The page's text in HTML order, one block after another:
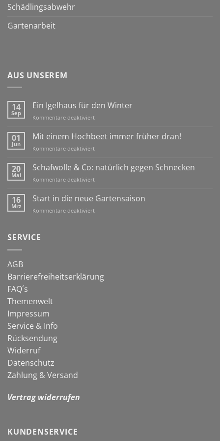
Schädlingsabwehr
Gartenarbeit
AUS UNSEREM
14
Sep
Ein Igelhaus für den Winter
Kommentare deaktiviertfür
Igelhaus
den
01
Jun
Mit einem Hochbeet immer früher dran!
Kommentare deaktiviertfür
einem
immer
dran!
20
Mai
Schafwolle & Co: natürlich gegen Schnecken
Kommentare deaktiviertfür
&
natürlich
16
Mrz
Start in die neue Gartensaison
Kommentare deaktiviertfür
SERVICE
AGB
Barrierefreiheitserklärung
FAQ´s
Themenwelt
Impressum
Service & Info
Rücksendung
Widerruf
Datenschutz
Zahlung & Versand
Vertrag widerrufen
KUNDENSERVICE